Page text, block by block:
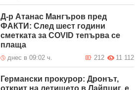
Д-р Атанас Мангъров пред
ФАКТИ: След шест години
сметката за COVID тепърва се
плаща
днес в 09:02 ч. 11 112
212
Германски прокурор: Дронът,
открит на летището в Лайпциг, е